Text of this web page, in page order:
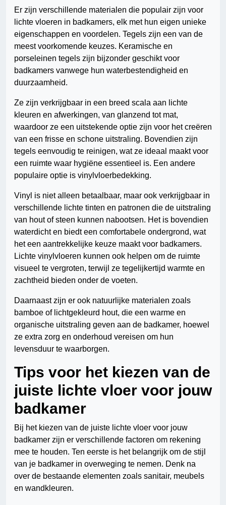
Er zijn verschillende materialen die populair zijn voor
lichte vloeren in badkamers, elk met hun eigen unieke
eigenschappen en voordelen. Tegels zijn een van de
meest voorkomende keuzes. Keramische en
porseleinen tegels zijn bijzonder geschikt voor
badkamers vanwege hun waterbestendigheid en
duurzaamheid.
Ze zijn verkrijgbaar in een breed scala aan lichte
kleuren en afwerkingen, van glanzend tot mat,
waardoor ze een uitstekende optie zijn voor het creëren
van een frisse en schone uitstraling. Bovendien zijn
tegels eenvoudig te reinigen, wat ze ideaal maakt voor
een ruimte waar hygiëne essentieel is. Een andere
populaire optie is vinylvloerbedekking.
Vinyl is niet alleen betaalbaar, maar ook verkrijgbaar in
verschillende lichte tinten en patronen die de uitstraling
van hout of steen kunnen nabootsen. Het is bovendien
waterdicht en biedt een comfortabele ondergrond, wat
het een aantrekkelijke keuze maakt voor badkamers.
Lichte vinylvloeren kunnen ook helpen om de ruimte
visueel te vergroten, terwijl ze tegelijkertijd warmte en
zachtheid bieden onder de voeten.
Daarnaast zijn er ook natuurlijke materialen zoals
bamboe of lichtgekleurd hout, die een warme en
organische uitstraling geven aan de badkamer, hoewel
ze extra zorg en onderhoud vereisen om hun
levensduur te waarborgen.
Tips voor het kiezen van de
juiste lichte vloer voor jouw
badkamer
Bij het kiezen van de juiste lichte vloer voor jouw
badkamer zijn er verschillende factoren om rekening
mee te houden. Ten eerste is het belangrijk om de stijl
van je badkamer in overweging te nemen. Denk na
over de bestaande elementen zoals sanitair, meubels
en wandkleuren.